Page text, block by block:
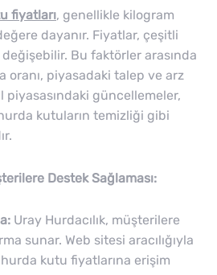
fiyatları, genellikle kilogram
dayanır. Fiyatlar, çeşitli
Bu faktörler arasında
oranı, piyasadaki talep ve arz
piyasasındaki güncellemeler,
kutuların temizliği gibi
Destek Sağlaması:
Uray Hurdacılık, müşterilere
sunar. Web sitesi aracılığıyla
kutu fiyatlarına erişim